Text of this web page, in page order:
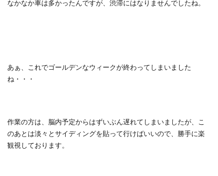
なかなか車は多かったんですが、渋滞にはなりませんでしたね。
あぁ、これでゴールデンなウィークが終わってしまいました
ね・・・
作業の方は、脳内予定からはずいぶん遅れてしまいましたが、こ
のあとは淡々とサイディングを貼って行けばいいので、勝手に楽
観視しております。